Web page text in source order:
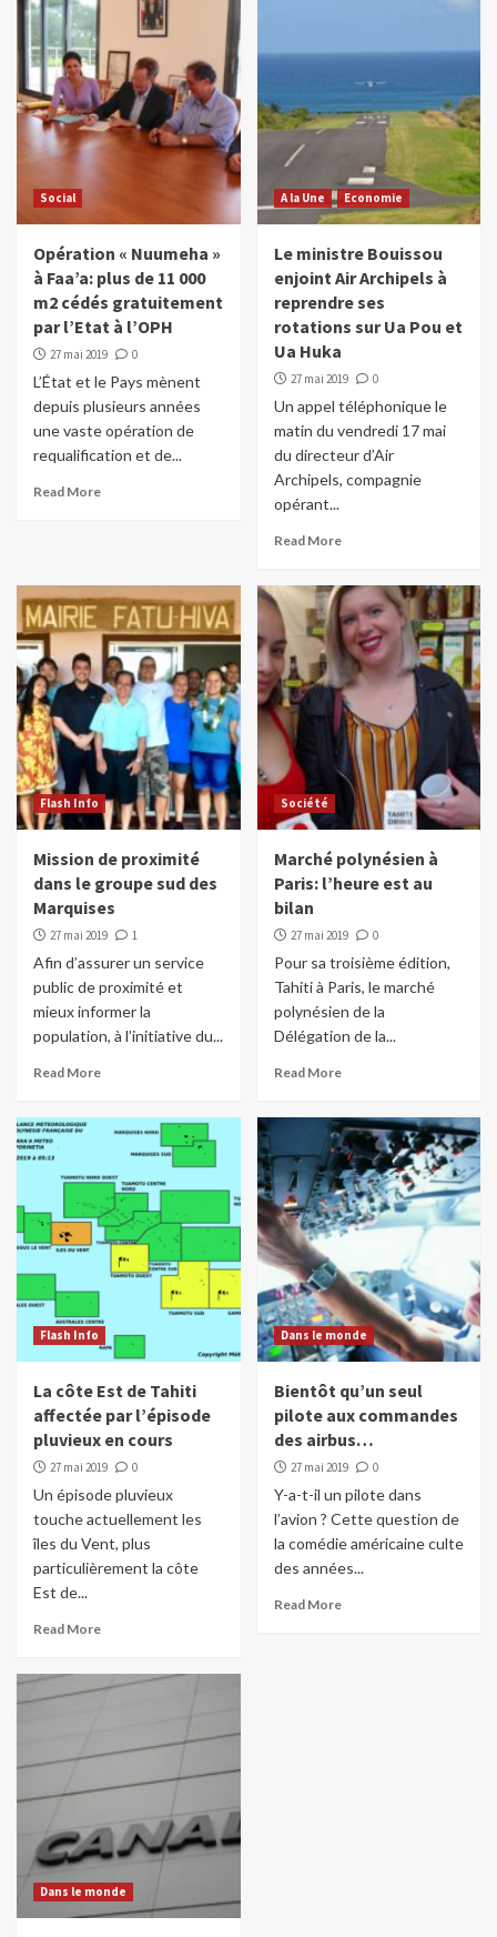
Social
Opération « Nuumeha »
à Faa’a: plus de 11 000
m2 cédés gratuitement
par l’Etat à l’OPH
27 mai 2019 0
L’État et le Pays mènent
depuis plusieurs années
une vaste opération de
requalification et de...
Read More
A la Une Economie
Le ministre Bouissou
enjoint Air Archipels à
reprendre ses
rotations sur Ua Pou et
Ua Huka
27 mai 2019 0
Un appel téléphonique le
matin du vendredi 17 mai
du directeur d’Air
Archipels, compagnie
opérant...
Read More
Flash Info
Mission de proximité
dans le groupe sud des
Marquises
27 mai 2019 1
Afin d’assurer un service
public de proximité et
mieux informer la
population, à l’initiative du...
Read More
Société
Marché polynésien à
Paris: l’heure est au
bilan
27 mai 2019 0
Pour sa troisième édition,
Tahiti à Paris, le marché
polynésien de la
Délégation de la...
Read More
Flash Info
La côte Est de Tahiti
affectée par l’épisode
pluvieux en cours
27 mai 2019 0
Un épisode pluvieux
touche actuellement les
îles du Vent, plus
particulièrement la côte
Est de...
Read More
Dans le monde
Bientôt qu’un seul
pilote aux commandes
des airbus…
27 mai 2019 0
Y-a-t-il un pilote dans
l’avion ? Cette question de
la comédie américaine culte
des années...
Read More
Dans le monde